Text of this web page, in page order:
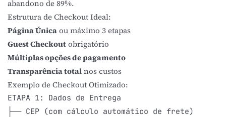
abandono de 89%.
Estrutura de Checkout Ideal:
Página Únicaou máximo 3 etapas
Guest Checkoutobrigatório
Múltiplas opções de pagamento
Transparência totalnos custos
Exemplo de Checkout Otimizado:
ETAPA 1: Dados de Entrega
├── CEP (com cálculo automático de frete)